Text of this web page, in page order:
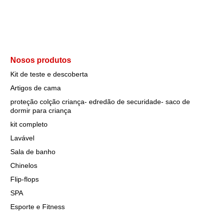
TRANQUILA- Lote de 50 peças
Nosos produtos
Kit de teste e descoberta
Artigos de cama
proteção colção criança- edredão de securidade- saco de
dormir para criança
kit completo
Lavável
Sala de banho
Chinelos
Flip-flops
SPA
Esporte e Fitness